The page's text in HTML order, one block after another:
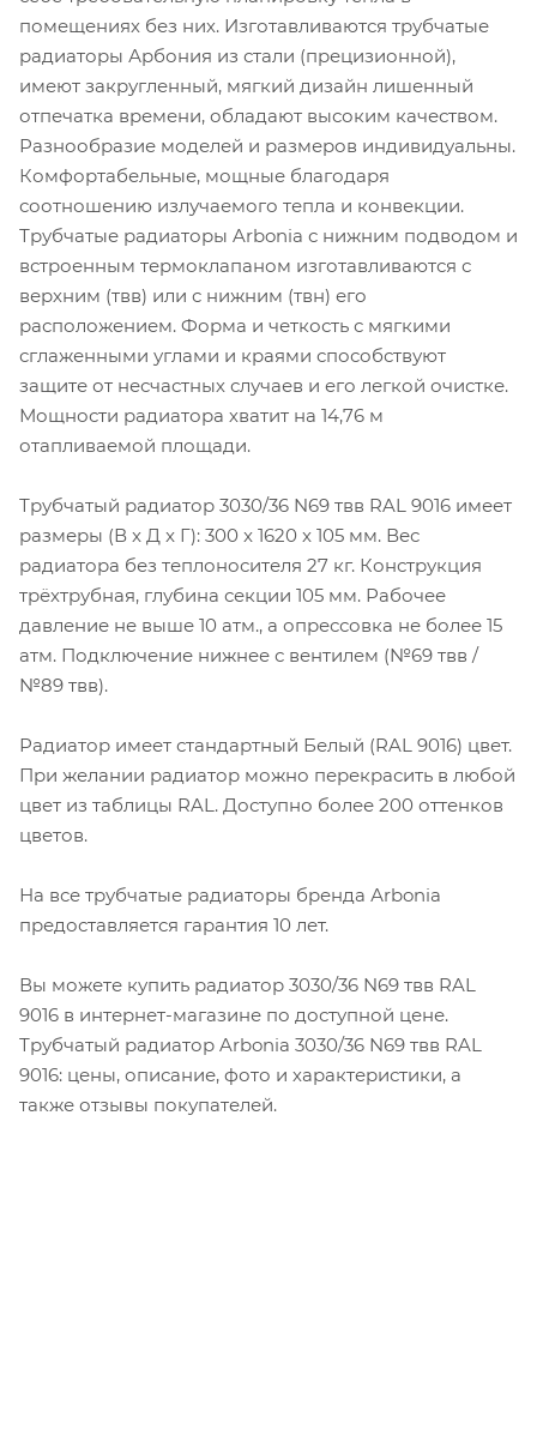
помещениях без них. Изготавливаются трубчатые
радиаторы Арбония из стали (прецизионной),
имеют закругленный, мягкий дизайн лишенный
отпечатка времени, обладают высоким качеством.
Разнообразие моделей и размеров индивидуальны.
Комфортабельные, мощные благодаря
соотношению излучаемого тепла и конвекции.
Трубчатые радиаторы Arbonia с нижним подводом и
встроенным термоклапаном изготавливаются с
верхним (твв) или с нижним (твн) его
расположением. Форма и четкость с мягкими
сглаженными углами и краями способствуют
защите от несчастных случаев и его легкой очистке.
Мощности радиатора хватит на 14,76 м
отапливаемой площади.
Трубчатый радиатор 3030/36 N69 твв RAL 9016 имеет
размеры (В x Д x Г): 300 x 1620 x 105 мм. Вес
радиатора без теплоносителя 27 кг. Конструкция
трёхтрубная, глубина секции 105 мм. Рабочее
давление не выше 10 атм., а опрессовка не более 15
атм. Подключение нижнее с вентилем (№69 твв /
№89 твв).
Радиатор имеет стандартный Белый (RAL 9016) цвет.
При желании радиатор можно перекрасить в любой
цвет из таблицы RAL. Доступно более 200 оттенков
цветов.
На все трубчатые радиаторы бренда Аrbonia
предоставляется гарантия 10 лет.
Вы можете купить радиатор 3030/36 N69 твв RAL
9016 в интернет-магазине по доступной цене.
Трубчатый радиатор Arbonia 3030/36 N69 твв RAL
9016: цены, описание, фото и характеристики, а
также отзывы покупателей.